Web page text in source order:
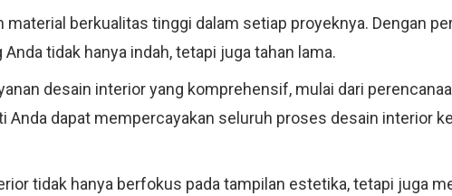
material berkualitas tinggi dalam setiap proyeknya. Dengan
tidak hanya indah, tetapi juga tahan lama.
desain interior yang komprehensif, mulai dari
Anda dapat mempercayakan seluruh proses desain interior
tidak hanya berfokus pada tampilan estetika, tetapi juga